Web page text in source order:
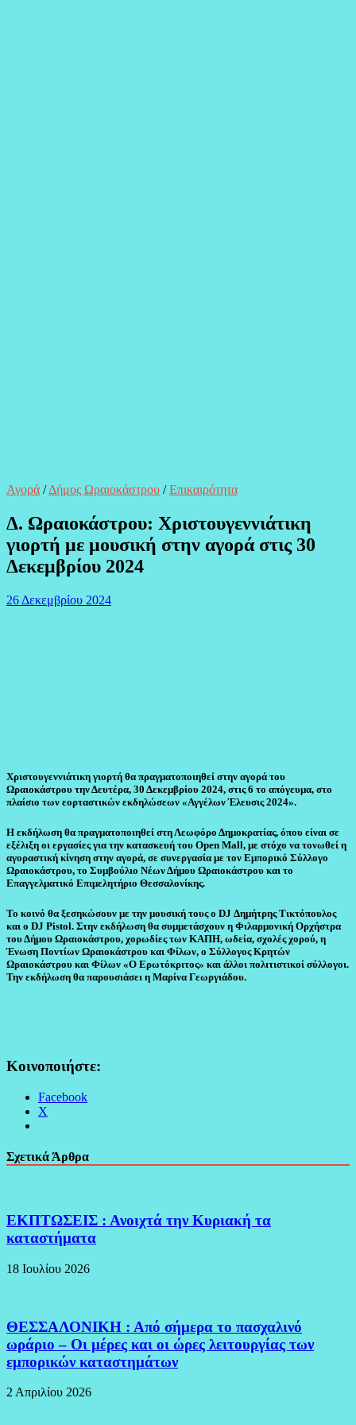
Αγορά /Δήμος Ωραιοκάστρου /Επικαιρότητα
Δ. Ωραιοκάστρου: Χριστουγεννιάτικη
γιορτή με μουσική στην αγορά στις 30
Δεκεμβρίου 2024
26 Δεκεμβρίου 2024
Χριστουγεννιάτικη γιορτή θα πραγματοποιηθεί στην αγορά του
Ωραιοκάστρου την Δευτέρα, 30 Δεκεμβρίου 2024, στις 6 το απόγευμα, στο
πλαίσιο των εορταστικών εκδηλώσεων «Αγγέλων Έλευσις 2024».
Η εκδήλωση θα πραγματοποιηθεί στη Λεωφόρο Δημοκρατίας, όπου είναι σε
εξέλιξη οι εργασίες για την κατασκευή του Open Mall, με στόχο να τονωθεί η
αγοραστική κίνηση στην αγορά, σε συνεργασία με τον Εμπορικό Σύλλογο
Ωραιοκάστρου, το Συμβούλιο Νέων Δήμου Ωραιοκάστρου και το
Επαγγελματικό Επιμελητήριο Θεσσαλονίκης.
Το κοινό θα ξεσηκώσουν με την μουσική τους ο DJ Δημήτρης Τικτόπουλος
και ο DJ Pistol. Στην εκδήλωση θα συμμετάσχουν η Φιλαρμονική Ορχήστρα
του Δήμου Ωραιοκάστρου, χορωδίες των ΚΑΠΗ, ωδεία, σχολές χορού, η
Ένωση Ποντίων Ωραιοκάστρου και Φίλων, ο Σύλλογος Κρητών
Ωραιοκάστρου και Φίλων «Ο Ερωτόκριτος» και άλλοι πολιτιστικοί σύλλογοι.
Την εκδήλωση θα παρουσιάσει η Μαρίνα Γεωργιάδου.
Κοινοποιήστε:
Facebook
X
Σχετικά Άρθρα
ΕΚΠΤΩΣΕΙΣ : Ανοιχτά την Κυριακή τα
καταστήματα
18 Ιουλίου 2026
ΘΕΣΣΑΛΟΝΙΚΗ : Από σήμερα το πασχαλινό
ωράριο – Οι μέρες και οι ώρες λειτουργίας των
εμπορικών καταστημάτων
2 Απριλίου 2026